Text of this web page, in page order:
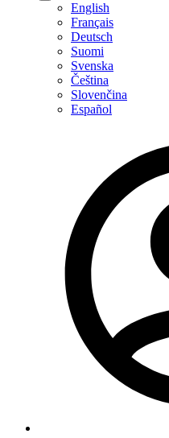
English
Français
Deutsch
Suomi
Svenska
Čeština
Slovenčina
Español